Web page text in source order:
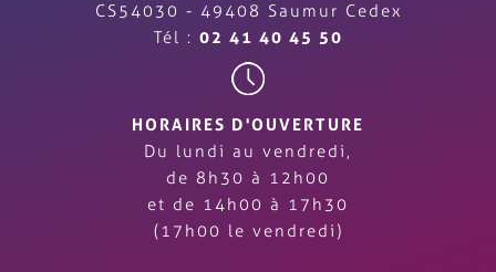
CS54030 - 49408 Saumur Cedex
Tél : 02 41 40 45 50
HORAIRES D'OUVERTURE
Du lundi au vendredi,
de 8h30 à 12h00
et de 14h00 à 17h30
(17h00 le vendredi)